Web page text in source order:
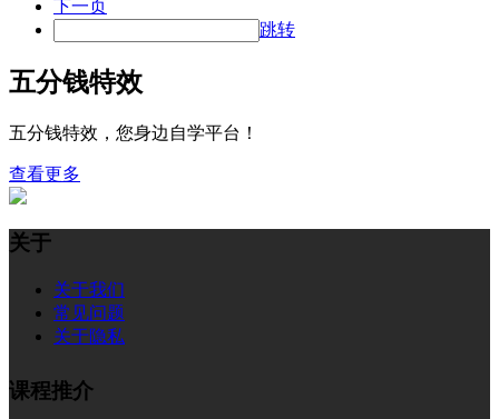
下一页
跳转
五分钱特效
五分钱特效，您身边自学平台！
查看更多
关于
关于我们
常见问题
关于隐私
课程推介